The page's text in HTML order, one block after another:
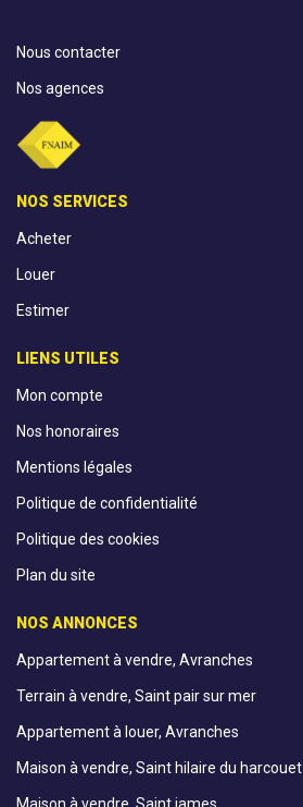
Nous contacter
Nos agences
NOS SERVICES
Acheter
Louer
Estimer
LIENS UTILES
Mon compte
Nos honoraires
Mentions légales
Politique de confidentialité
Politique des cookies
Plan du site
NOS ANNONCES
Appartement à vendre, Avranches
Terrain à vendre, Saint pair sur mer
Appartement à louer, Avranches
Maison à vendre, Saint hilaire du harcouet
Maison à vendre, Saint james